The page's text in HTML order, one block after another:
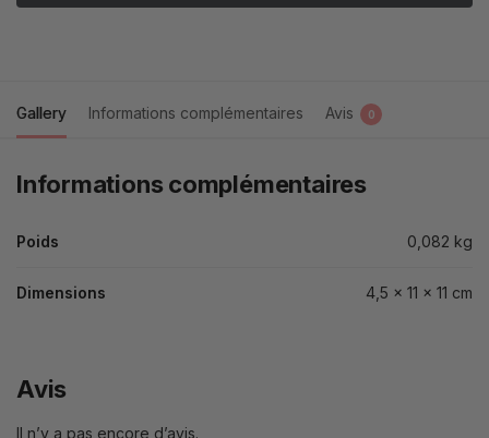
Gallery Informations complémentaires Avis 0
Informations complémentaires
Poids 0,082 kg
Dimensions 4,5 × 11 × 11 cm
Avis
Il n’y a pas encore d’avis.